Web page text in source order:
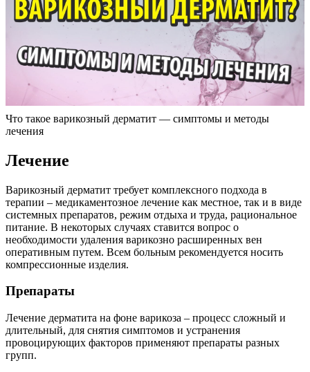
Что такое варикозный дерматит — симптомы и методы
лечения
Лечение
Варикозный дерматит требует комплексного подхода в
терапии – медикаментозное лечение как местное, так и в виде
системных препаратов, режим отдыха и труда, рациональное
питание. В некоторых случаях ставится вопрос о
необходимости удаления варикозно расширенных вен
оперативным путем. Всем больным рекомендуется носить
компрессионные изделия.
Препараты
Лечение дерматита на фоне варикоза – процесс сложный и
длительный, для снятия симптомов и устранения
провоцирующих факторов применяют препараты разных
групп.